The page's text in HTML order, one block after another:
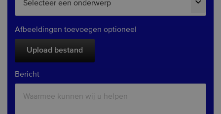
Afbeeldingen toevoegen optioneel
Upload bestand
Bericht